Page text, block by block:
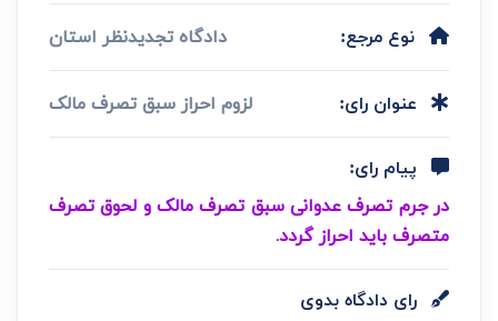
نوع مرجع: دادگاه تجدیدنظر استان
عنوان رای: لزوم احراز سبق تصرف مالک
پیام رای:
در جرم تصرف عدوانی سبق تصرف مالک و لحوق تصرف
متصرف باید احراز گردد.
رای دادگاه بدوی